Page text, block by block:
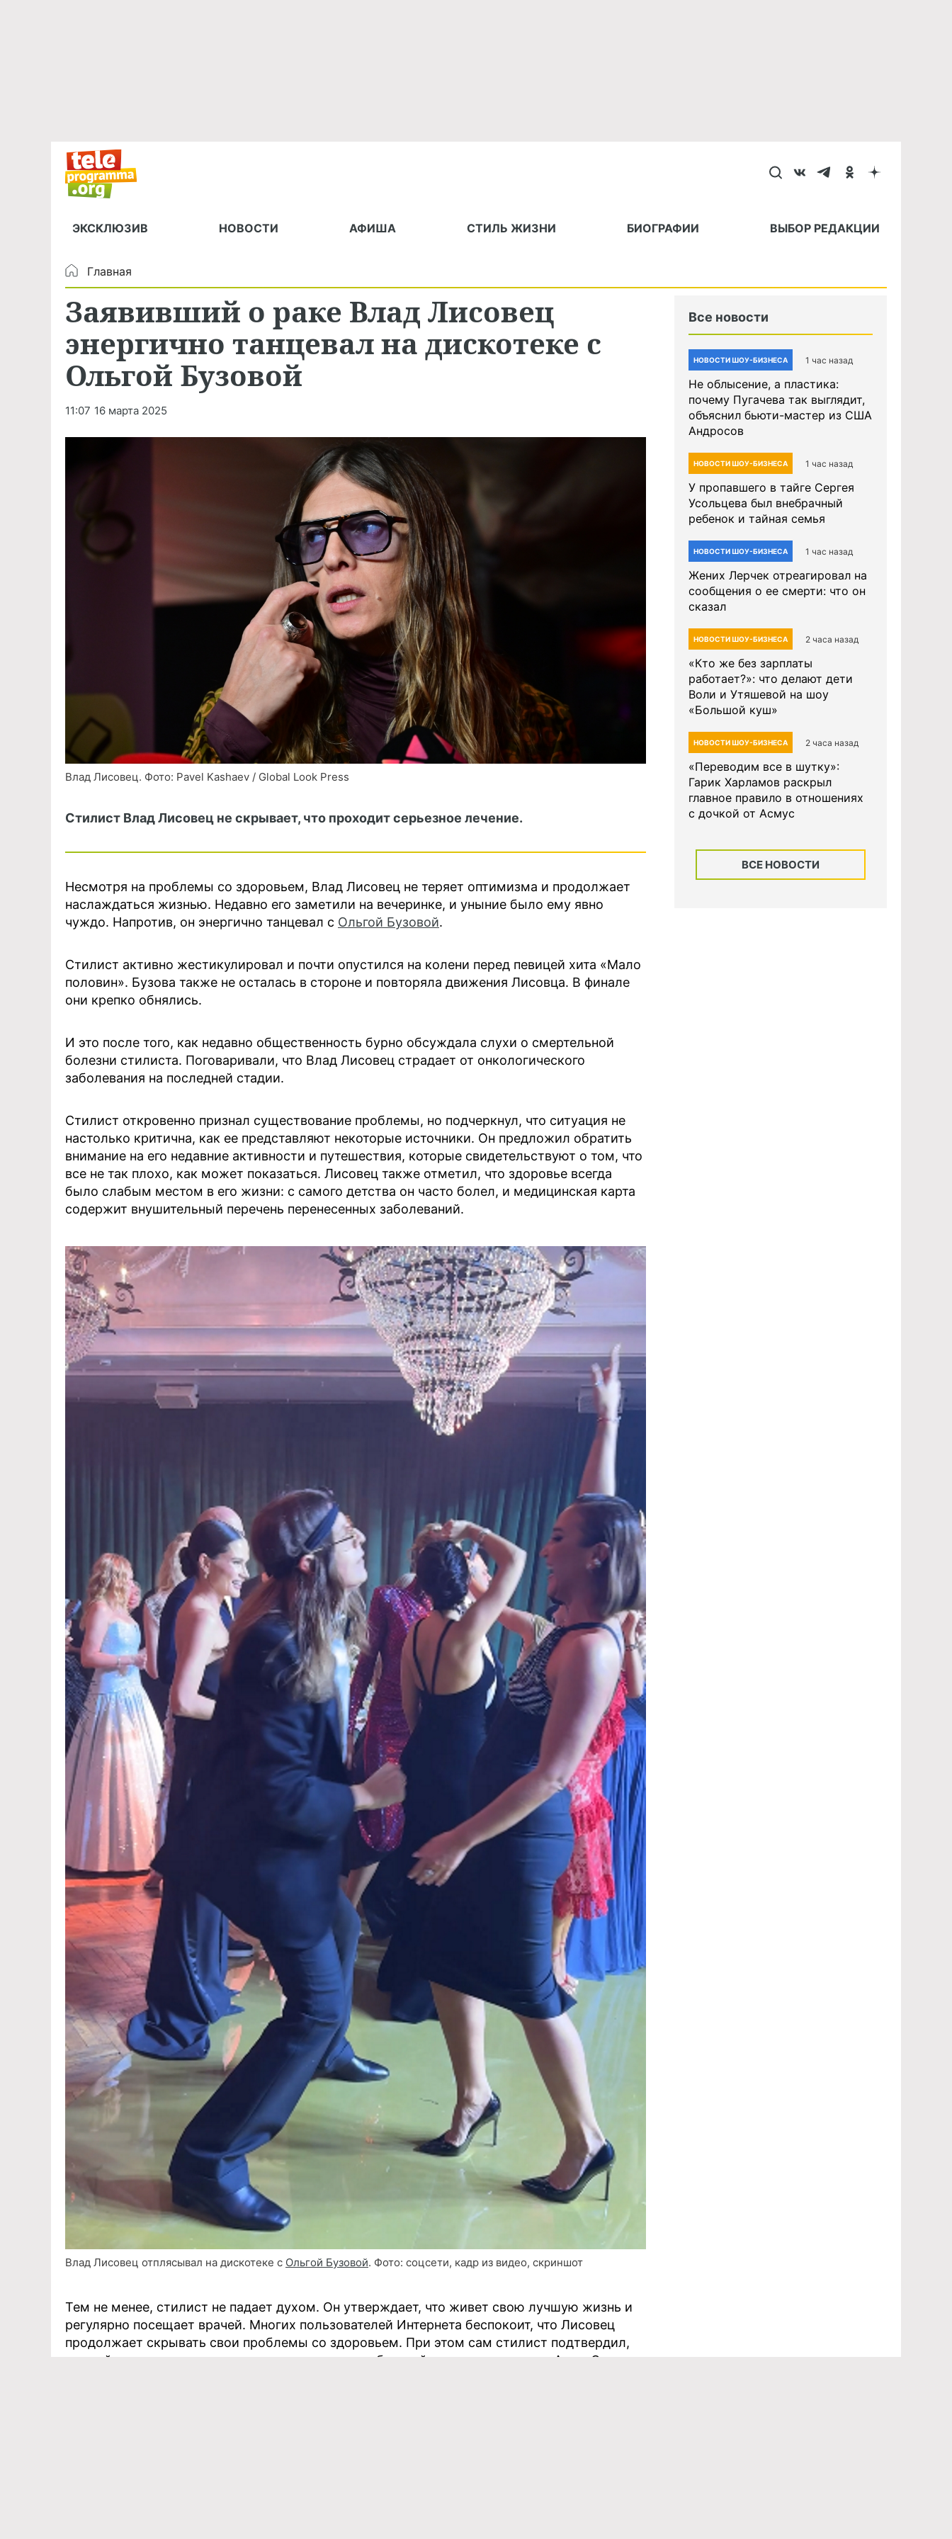
ЭКСКЛЮЗИВ НОВОСТИ АФИША СТИЛЬ ЖИЗНИ БИОГРАФИИ ВЫБОР РЕДАКЦИИ
Главная
Заявивший о раке Влад Лисовец
энергично танцевал на дискотеке с
Ольгой Бузовой
11:07 16 марта 2025
Влад Лисовец. Фото: Pavel Kashaev / Global Look Press
Стилист Влад Лисовец не скрывает, что проходит серьезное лечение.
Несмотря на проблемы со здоровьем, Влад Лисовец не теряет оптимизма и продолжает
наслаждаться жизнью. Недавно его заметили на вечеринке, и уныние было ему явно
чуждо. Напротив, он энергично танцевал с Ольгой Бузовой.
Стилист активно жестикулировал и почти опустился на колени перед певицей хита «Мало
половин». Бузова также не осталась в стороне и повторяла движения Лисовца. В финале
они крепко обнялись.
И это после того, как недавно общественность бурно обсуждала слухи о смертельной
болезни стилиста. Поговаривали, что Влад Лисовец страдает от онкологического
заболевания на последней стадии.
Стилист откровенно признал существование проблемы, но подчеркнул, что ситуация не
настолько критична, как ее представляют некоторые источники. Он предложил обратить
внимание на его недавние активности и путешествия, которые свидетельствуют о том, что
все не так плохо, как может показаться. Лисовец также отметил, что здоровье всегда
было слабым местом в его жизни: с самого детства он часто болел, и медицинская карта
содержит внушительный перечень перенесенных заболеваний.
Влад Лисовец отплясывал на дискотеке с Ольгой Бузовой. Фото: соцсети, кадр из видео, скриншот
Тем не менее, стилист не падает духом. Он утверждает, что живет свою лучшую жизнь и
регулярно посещает врачей. Многих пользователей Интернета беспокоит, что Лисовец
продолжает скрывать свои проблемы со здоровьем. При этом сам стилист подтвердил,
что действительно столкнулся с раком, но подробностей приводить не стал. А вот Отар
Все новости
НОВОСТИ ШОУ-БИЗНЕСА 1 час назад
Не облысение, а пластика:
почему Пугачева так выглядит,
объяснил бьюти-мастер из США
Андросов
НОВОСТИ ШОУ-БИЗНЕСА 1 час назад
У пропавшего в тайге Сергея
Усольцева был внебрачный
ребенок и тайная семья
НОВОСТИ ШОУ-БИЗНЕСА 1 час назад
Жених Лерчек отреагировал на
сообщения о ее смерти: что он
сказал
НОВОСТИ ШОУ-БИЗНЕСА 2 часа назад
«Кто же без зарплаты
работает?»: что делают дети
Воли и Утяшевой на шоу
«Большой куш»
НОВОСТИ ШОУ-БИЗНЕСА 2 часа назад
«Переводим все в шутку»:
Гарик Харламов раскрыл
главное правило в отношениях
с дочкой от Асмус
ВСЕ НОВОСТИ